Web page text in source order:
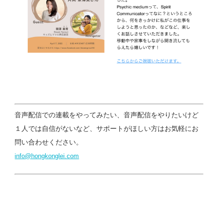
音声配信での連載をやってみたい、音声配信をやりたいけど
１人では自信がないなど、サポートがほしい方はお気軽にお
問い合わせください。
info@hongkonglei.com